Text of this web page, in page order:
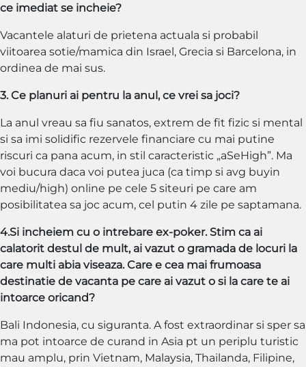
ce imediat se incheie?
Vacantele alaturi de prietena actuala si probabil
viitoarea sotie/mamica din Israel, Grecia si Barcelona, in
ordinea de mai sus.
3. Ce planuri ai pentru la anul, ce vrei sa joci?
La anul vreau sa fiu sanatos, extrem de fit fizic si mental
si sa imi solidific rezervele financiare cu mai putine
riscuri ca pana acum, in stil caracteristic „aSeHigh”. Ma
voi bucura daca voi putea juca (ca timp si avg buyin
mediu/high) online pe cele 5 siteuri pe care am
posibilitatea sa joc acum, cel putin 4 zile pe saptamana.
4.Si incheiem cu o intrebare ex-poker. Stim ca ai
calatorit destul de mult, ai vazut o gramada de locuri la
care multi abia viseaza. Care e cea mai frumoasa
destinatie de vacanta pe care ai vazut o si la care te ai
intoarce oricand?
Bali Indonesia, cu siguranta. A fost extraordinar si sper sa
ma pot intoarce de curand in Asia pt un periplu turistic
mau amplu, prin Vietnam, Malaysia, Thailanda, Filipine,